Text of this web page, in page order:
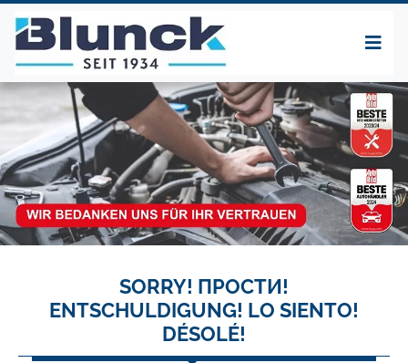
SORRY! ПРОСТИ!
ENTSCHULDIGUNG! LO SIENTO!
DÉSOLÉ!